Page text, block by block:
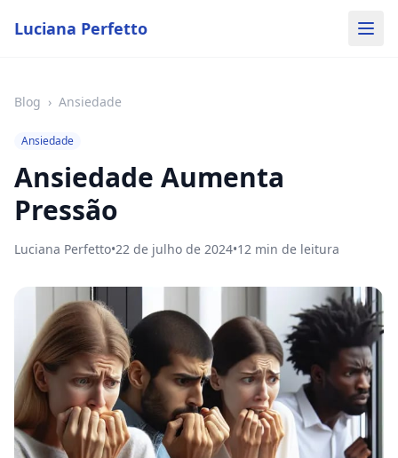
Luciana Perfetto
Blog › Ansiedade
Ansiedade
Ansiedade Aumenta
Pressão
Luciana Perfetto•22 de julho de 2024•12 min de leitura